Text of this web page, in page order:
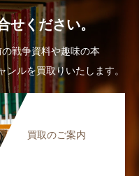
せください。
戦争資料や趣味の本
ルを買取りいたします。
買取のご案内